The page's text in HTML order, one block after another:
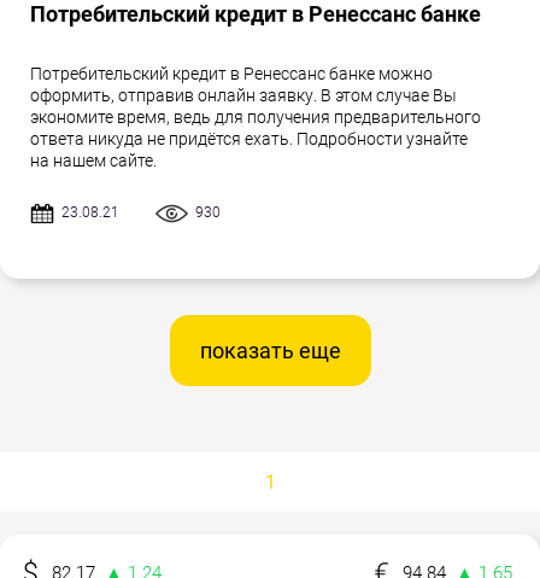
Потребительский кредит в Ренессанс банке
Потребительский кредит в Ренессанс банке можно
оформить, отправив онлайн заявку. В этом случае Вы
экономите время, ведь для получения предварительного
ответа никуда не придётся ехать. Подробности узнайте
на нашем сайте.
23.08.21 930
показать еще
1
82.17 ▲ 1.24 94.84
▲ 1.65